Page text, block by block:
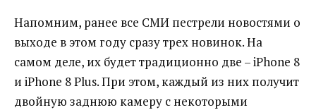
Напомним, ранее все СМИ пестрели новостями о
выходе в этом году сразу трех новинок. На
самом деле, их будет традиционно две – iPhone 8
и iPhone 8 Plus. При этом, каждый из них получит
двойную заднюю камеру с некоторыми